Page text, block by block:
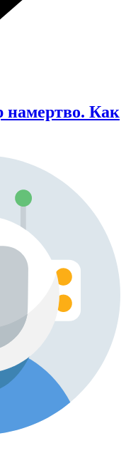
намертво. Как